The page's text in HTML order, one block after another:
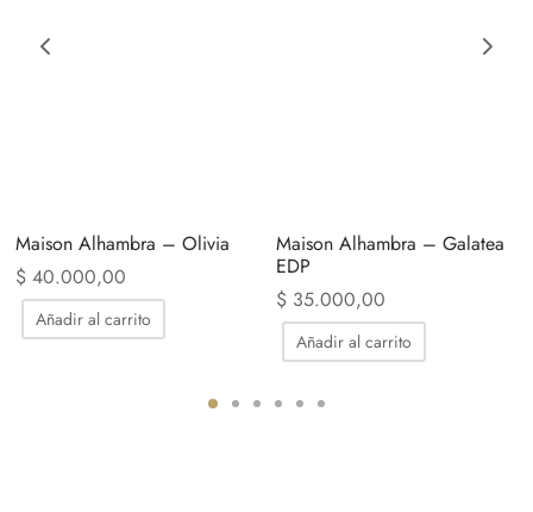
Maison Alhambra – Olivia
$40.000,00
Añadir al carrito
Maison Alhambra – Galatea
EDP
$35.000,00
Añadir al carrito